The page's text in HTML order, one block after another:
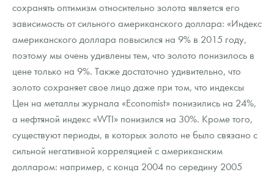
Ювелирные изделия
Золотая карманная галерея
Наборы подарочных и коллекционных монет
Монеты и жетоны из недрагоценных металлов
Книги по нумизматике
Положение по обработке и защите персональных данных
сохранять оптимизм относительно золота является его
зависимость от сильного американского доллара: «Индекс
американского доллара повысился на 9% в 2015 году,
поэтому мы очень удивлены тем, что золото понизилось в
цене только на 9%. Также достаточно удивительно, что
золото сохраняет свое лицо даже при том, что индексы
Цен на металлы журнала «Economist» понизились на 24%,
а нефтяной индекс «WTI» понизился на 30%. Кроме того,
существуют периоды, в которых золото не было связано с
сильной негативной корреляцией с американским
долларом: например, с конца 2004 по середину 2005